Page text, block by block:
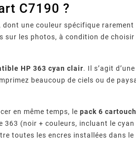
C7190 ?
une couleur spécifique rarement
sur les photos, à condition de
HP 363 cyan clair. Il s’agit
beaucoup de ciels ou de
en même temps, lepack 6
(noir + couleurs, incluant le
toutes les encres installées dans le